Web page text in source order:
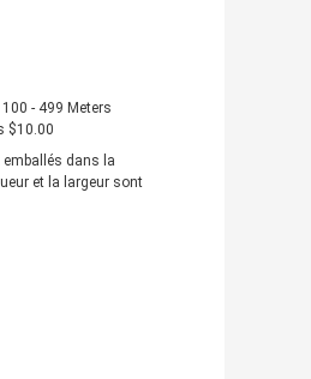
- 499 Meters
$10.00
dans la
et la largeur sont